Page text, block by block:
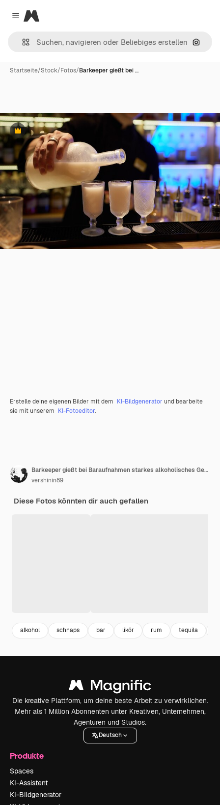
Close menu
Magnific
Nach
Startseite/Stock/Fotos/Barkeeper gießt bei …
Premium
Erstelle deine eigenen Bilder mit dem KI-Bildgenerator und bearbeite
sie mit unserem KI-Fotoeditor.
Barkeeper gießt bei Baraufnahmen starkes alkoholisches Getränk in kleine Gläser
vershinin89
Diese Fotos könnten dir auch gefallen
alkohol schnaps bar likör rum tequila
Die kreative Plattform, um deine beste Arbeit zu verwirklichen.
Mehr als 1 Million Abonnenten unter Kreativen, Unternehmen,
Agenturen und Studios.
Deutsch
Produkte
Spaces
KI-Assistent
KI-Bildgenerator